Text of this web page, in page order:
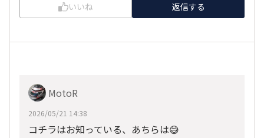
いいね 返信する
MotoR
2026/05/21 14:38
コチラはお知っている、あちらは😅